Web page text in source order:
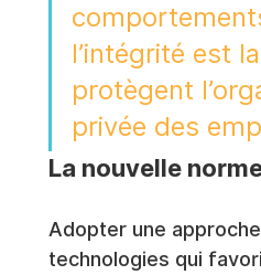
l’intégrité est
protègent
privée des
La nouvelle
Adopter une
technologies qui